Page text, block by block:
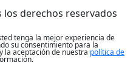
derechos reservados
tenga la mejor experiencia de
su consentimiento para la
la aceptación de nuestra política de